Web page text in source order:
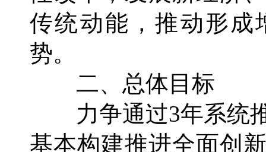
传统动能，推动形成
势。
二、总体目标
力争通过3年系统推
基本构建推进全面创